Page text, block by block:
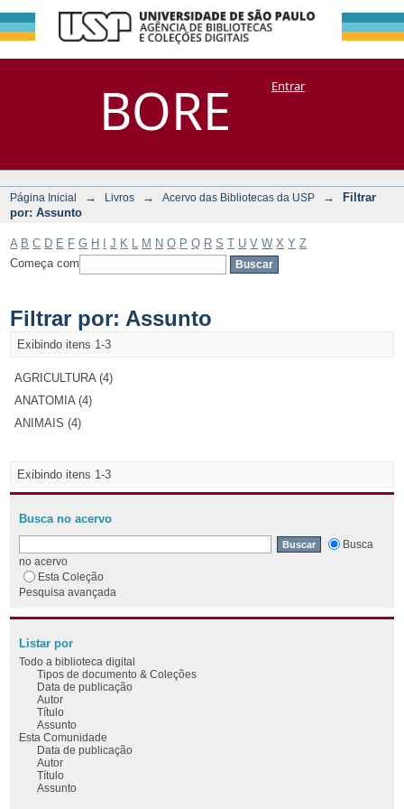
BORE
Filtrar por:
Assunto
DSpace/Manakin + CoriscoEntrar
Página Inicial → Livros → Acervo das Bibliotecas da USP →
Filtrar
por: Assunto
A B C D E F G H J K M N O P Q R S T U V W X Y Z
Começa com
Filtrar por: Assunto
Exibindo itens 1-3
AGRICULTURA (4)
ANATOMIA (4)
ANIMAIS (4)
Exibindo itens 1-3
Busca no acervo
Busca
no acervo
Esta Coleção
Pesquisa avançada
Listar por
Todo a biblioteca digital
Tipos de documento & Coleções
Data de publicação
Autor
Título
Assunto
Esta Comunidade
Data de publicação
Autor
Título
Assunto